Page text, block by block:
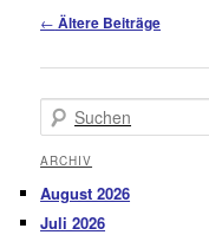
Beitragsnavigation
← Ältere Beiträge
Suchen
ARCHIV
August 2026
Juli 2026